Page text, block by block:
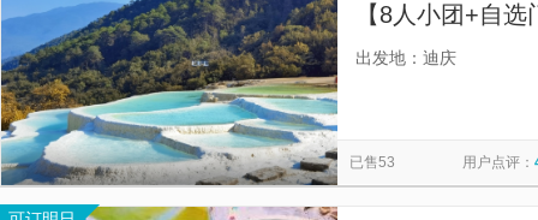
【8人小团+自
心拍，充足时间
出发地：迪庆
已售53 用户点评：